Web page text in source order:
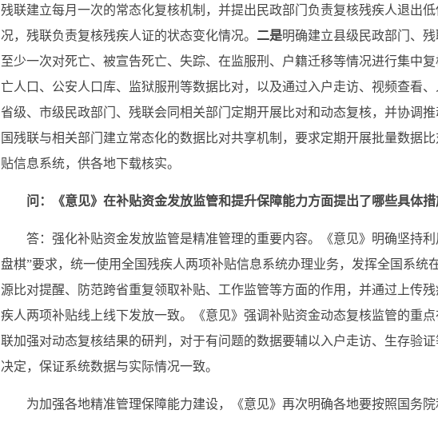
残联建立每月一次的常态化复核机制，并提出民政部门负责复核残疾人退出
况，残联负责复核残疾人证的状态变化情况。 二是明确建立县级民政部门、
至少一次对死亡、被宣告死亡、失踪、在监服刑、户籍迁移等情况进行集中
亡人口、公安人口库、监狱服刑等数据比对，以及通过入户走访、视频查看、
省级、市级民政部门、残联会同相关部门定期开展比对和动态复核，并协调推
国残联与相关部门建立常态化的数据比对共享机制，要求定期开展批量数据
贴信息系统，供各地下载核实。
问：《意见》在补贴资金发放监管和提升保障能力方面提出了哪些具体措
答：强化补贴资金发放监管是精准管理的重要内容。《意见》明确坚持
盘棋”要求，统一使用全国残疾人两项补贴信息系统办理业务，发挥全国系统
源比对提醒、防范跨省重复领取补贴、工作监管等方面的作用，并通过上传
疾人两项补贴线上线下发放一致。《意见》强调补贴资金动态复核监管的重
联加强对动态复核结果的研判，对于有问题的数据要辅以入户走访、生存验
决定，保证系统数据与实际情况一致。
为加强各地精准管理保障能力建设，《意见》再次明确各地要按照国务